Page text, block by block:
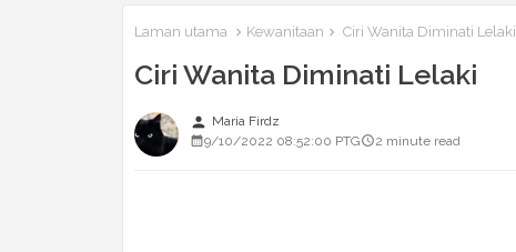
Laman utama Kewanitaan Ciri Wanita Diminati Lelaki
Ciri Wanita Diminati Lelaki
person Maria Firdz
9/10/2022 08:52:00 PTG
2 minute read